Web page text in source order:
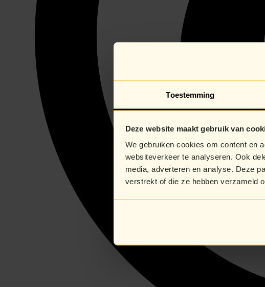
Toestemming
Deze website maakt gebruik van
We gebruiken cookies om content en
websiteverkeer te analyseren. Ook
media, adverteren en analyse. Deze
verstrekt of die ze hebben verzameld